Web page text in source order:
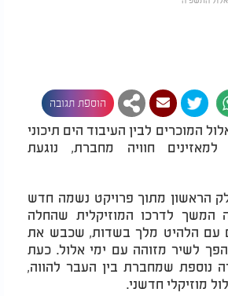
הוספת תגובה
המוכרים לבין העיבוד הים תיכוני
למאזינים חוויה מחברת, נוגעת
הראשון מתוך פרויקט נשמה חדש
המשך לדרכו המוזיקלית שהחלה
עם הלהיט מלך בשדות, שכבש את
לשיר מזוהה עם ימי אלול. כעת
נוספת שמחברת בין העבר להווה,
מוזיקלי חדשני.